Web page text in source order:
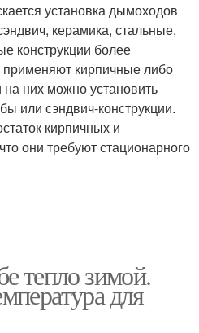
установка дымоходов
керамика, стальные,
конструкции более
кирпичные либо
них можно установить
или сэндвич-конструкции.
кирпичных и
они требуют стационарного
тепло зимой.
для